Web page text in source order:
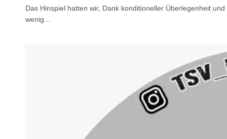
Das Hinspiel hatten wir, Dank konditioneller Überlegenheit
wenig…